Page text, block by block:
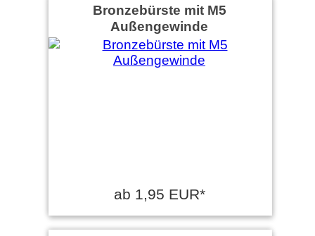
Bronzebürste mit M5
Außengewinde
ab 1,95 EUR*